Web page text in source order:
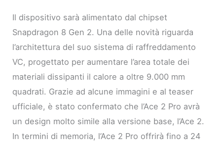
Il dispositivo sarà alimentato dal chipset
Snapdragon 8 Gen 2. Una delle novità riguarda
l’architettura del suo sistema di raffreddamento
VC, progettato per aumentare l’area totale dei
materiali dissipanti il calore a oltre 9.000 mm
quadrati. Grazie ad alcune immagini e al teaser
ufficiale, è stato confermato che l’Ace 2 Pro avrà
un design molto simile alla versione base, l’Ace 2.
In termini di memoria, l’Ace 2 Pro offrirà fino a 24